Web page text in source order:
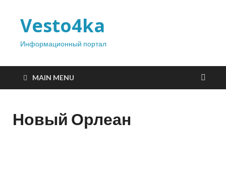
Vesto4ka
Информационный портал
MAIN MENU
Новый Орлеан